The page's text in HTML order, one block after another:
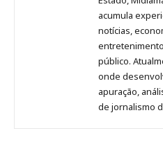
acumula
notícias,
público.
onde
apuração,
de jornalismo